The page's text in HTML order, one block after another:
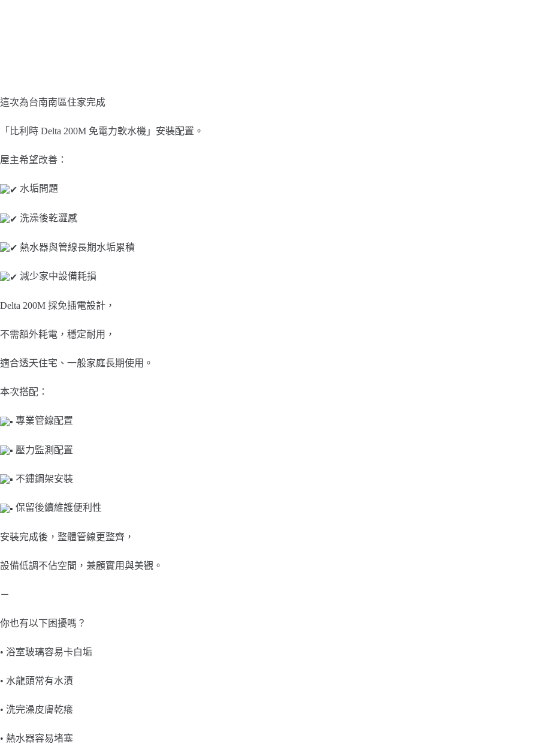
這次為台南南區住家完成
「比利時 Delta 200M 免電力軟水機」安裝配置。
屋主希望改善：
水垢問題
洗澡後乾澀感
熱水器與管線長期水垢累積
減少家中設備耗損
Delta 200M 採免插電設計，
不需額外耗電，穩定耐用，
適合透天住宅、一般家庭長期使用。
本次搭配：
專業管線配置
壓力監測配置
不鏽鋼架安裝
保留後續維護便利性
安裝完成後，整體管線更整齊，
設備低調不佔空間，兼顧實用與美觀。
－
你也有以下困擾嗎？
• 浴室玻璃容易卡白垢
• 水龍頭常有水漬
• 洗完澡皮膚乾癢
• 熱水器容易堵塞